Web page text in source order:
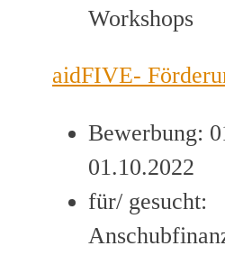
Workshops
aidFIVE-
Bewerbung:
01.10.2022
für/ gesucht: